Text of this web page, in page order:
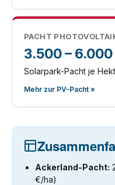
PACHT
3.500 – 6.000
Solarpark-Pacht je
Mehr zur PV-Pacht »
Ackerland-Pacht:
€/ha)